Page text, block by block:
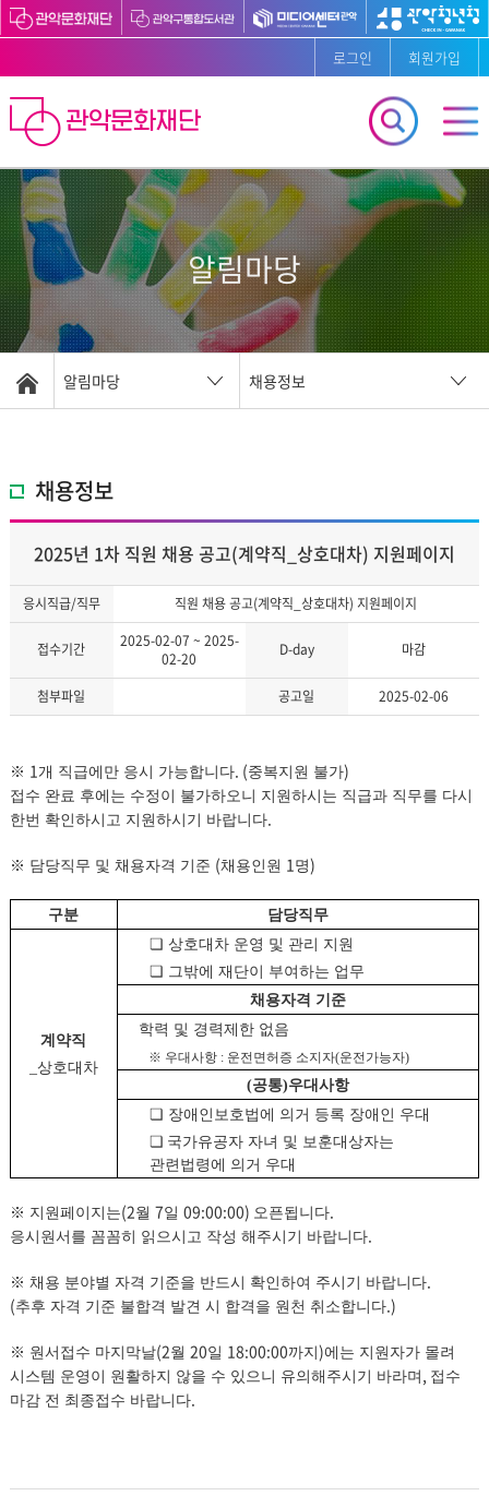
로그인 회원가입
알림마당
알림마당 채용정보
채용정보
2025년 1차 직원 채용 공고(계약직_상호대차) 지원페이지
응시직급/직무 직원 채용 공고(계약직_상호대차) 지원페이지
접수기간
2025-02-07 ~ 2025-
02-20
D-day 마감
첨부파일 공고일 2025-02-06
※ 1개 직급에만 응시 가능합니다. (중복지원 불가)
접수 완료 후에는 수정이 불가하오니 지원하시는 직급과 직무를 다시
한번 확인하시고 지원하시기 바랍니다.
※ 담당직무 및 채용자격 기준 (채용인원 1명)
구분 담당직무
계약직
_상호대차
❏상호대차 운영 및 관리 지원
❏ 그밖에 재단이 부여하는 업무
채용자격 기준
학력 및 경력제한 없음
※ 우대사항 : 운전면허증 소지자(운전가능자)
(공통)우대사항
❏ 장애인보호법에 의거 등록 장애인 우대
❏ 국가유공자 자녀 및 보훈대상자는
관련법령에 의거 우대
※ 지원페이지는(2월 7일 09:00:00) 오픈됩니다.
응시원서를 꼼꼼히 읽으시고 작성 해주시기 바랍니다.
※ 채용 분야별 자격 기준을 반드시 확인하여 주시기 바랍니다.
(추후 자격 기준 불합격 발견 시 합격을 원천 취소합니다.)
※ 원서접수 마지막날(2월 20일 18:00:00까지 )에는 지원자가 몰려
시스템 운영이 원활하지 않을 수 있으니 유의해주시기 바라며 , 접수
마감 전 최종접수 바랍니다.